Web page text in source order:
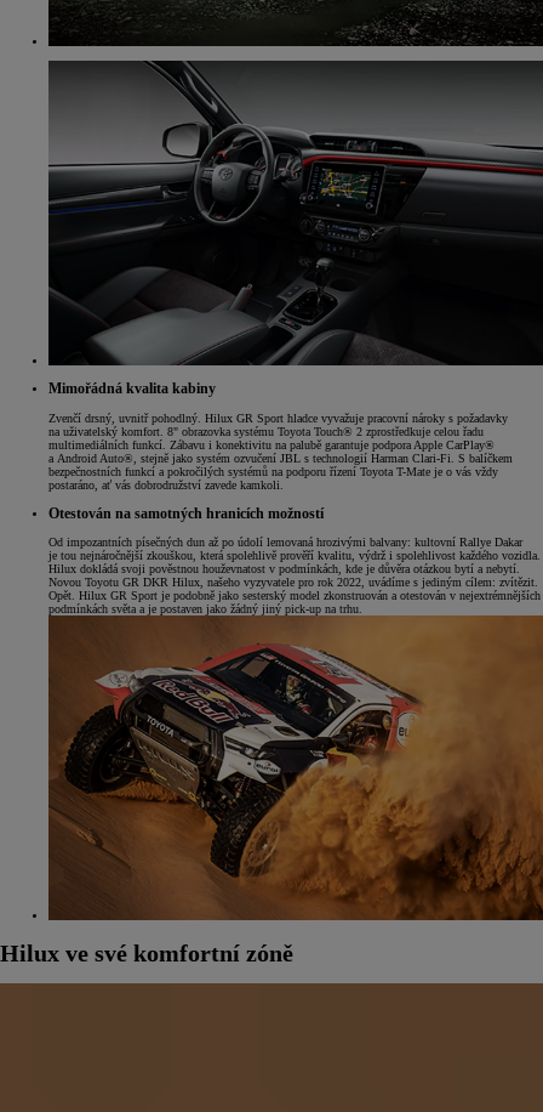
Mimořádná kvalita kabiny
Zvenčí drsný, uvnitř pohodlný. Hilux GR Sport hladce vyvažuje pracovní nároky s požadavky
na uživatelský komfort. 8" obrazovka systému Toyota Touch® 2 zprostředkuje celou řadu
multimediálních funkcí. Zábavu i konektivitu na palubě garantuje podpora Apple CarPlay®
a Android Auto®, stejně jako systém ozvučení JBL s technologií Harman Clari-Fi. S balíčkem
bezpečnostních funkcí a pokročilých systémů na podporu řízení Toyota T-Mate je o vás vždy
postaráno, ať vás dobrodružství zavede kamkoli.
Otestován na samotných hranicích možností
Od impozantních písečných dun až po údolí lemovaná hrozivými balvany: kultovní Rallye Dakar
je tou nejnáročnější zkouškou, která spolehlivě prověří kvalitu, výdrž i spolehlivost každého vozidla.
Hilux dokládá svoji pověstnou houževnatost v podmínkách, kde je důvěra otázkou bytí a nebytí.
Novou Toyotu GR DKR Hilux, našeho vyzyvatele pro rok 2022, uvádíme s jediným cílem: zvítězit.
Opět. Hilux GR Sport je podobně jako sesterský model zkonstruován a otestován v nejextrémnějších
podmínkách světa a je postaven jako žádný jiný pick-up na trhu.
Hilux ve své komfortní zóně